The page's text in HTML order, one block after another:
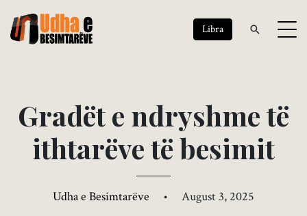
Libra
Gradëte ndryshmetë
ithtarëvetëbesimit
Udha e Besimtarëve • August 3, 2025